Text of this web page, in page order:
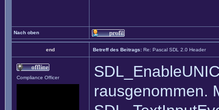
Nach oben
end Betreff des Beitrags: Re: Pascal SDL 2.0 Header
Compliance Officer
rausgenommen.